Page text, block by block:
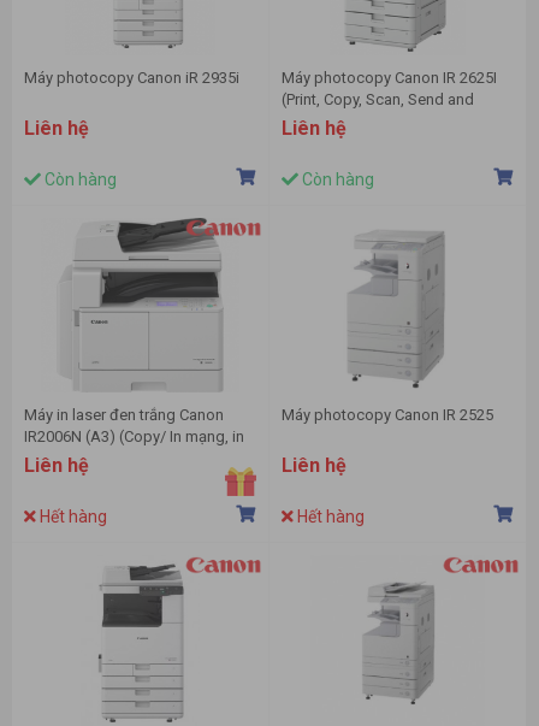
Máy photocopy Canon iR 2935i
Liên hệ
Còn hàng
Máy photocopy Canon IR 2625I
(Print, Copy, Scan, Send and
Optional Fax)
Liên hệ
Còn hàng
Máy in laser đen trắng Canon
IR2006N (A3) (Copy/ In mạng, in
Wifi/ Scan)
Liên hệ
Hết hàng
Máy photocopy Canon IR 2525
Liên hệ
Hết hàng